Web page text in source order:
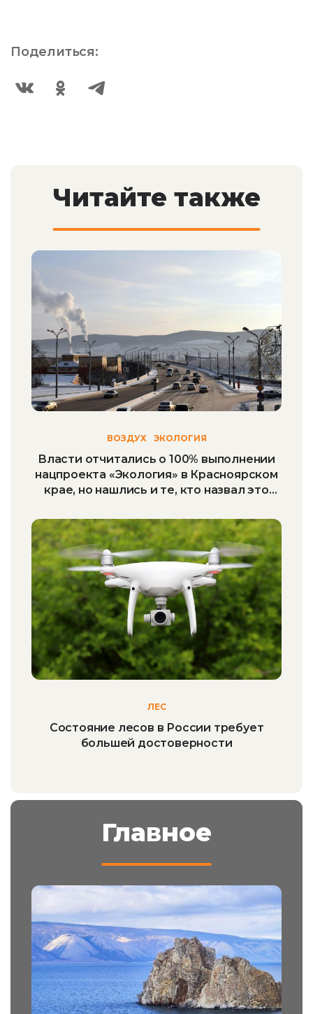
Поделиться:
Читайте также
ВОЗДУХ ЭКОЛОГИЯ
Власти отчитались о 100% выполнении
нацпроекта «Экология» в Красноярском
крае, но нашлись и те, кто назвал это
ЛЕС
Состояние лесов в России требует
большей достоверности
Главное